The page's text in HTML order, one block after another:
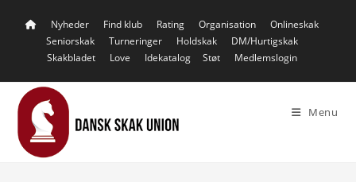
Nyheder Find klub Rating Organisation
Onlineskak
Seniorskak
Turneringer Holdskak
DM/Hurtigskak
Skakbladet
Love Idekatalog Støt Medlemslogin
Menu